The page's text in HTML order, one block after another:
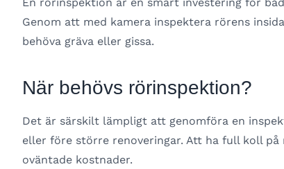
Genom att med kamera inspektera rörens
behöva gräva eller gissa.
När behövs rörinspektion?
Det är särskilt lämpligt att genomföra en
eller före större renoveringar. Att ha full koll
oväntade kostnader.